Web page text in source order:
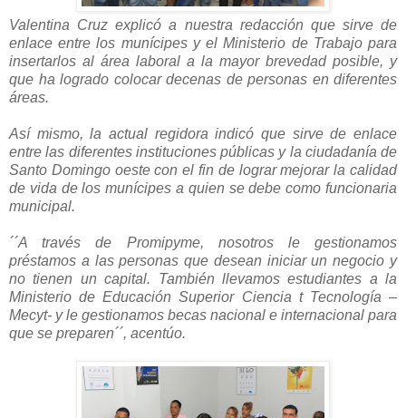
Valentina Cruz explicó a nuestra redacción que sirve de
enlace entre los munícipes y el Ministerio de Trabajo para
insertarlos al área laboral a la mayor brevedad posible, y
que ha logrado colocar decenas de personas en diferentes
áreas.
Así mismo,la actual regidora indicó que sirve de enlace
entre las diferentes instituciones públicas y la ciudadanía de
Santo Domingo oeste con el fin de lograr mejorar la calidad
de vida de los munícipes a quien se debe como funcionaria
municipal.
´´A través de Promipyme, nosotros le gestionamos
préstamos a las personas que desean iniciar un negocio y
no tienen un capital. También llevamos estudiantes a la
Ministerio de Educación Superior Ciencia t Tecnología –
Mecyt- y le gestionamos becas nacional e internacional para
que se preparen´´, acentúo.